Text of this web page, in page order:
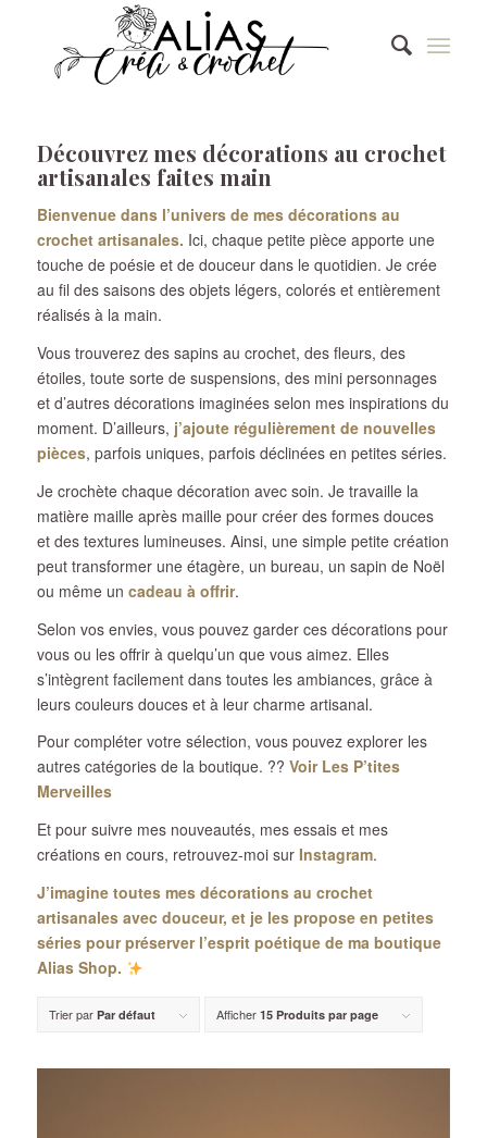
Découvrez mes décorations au crochet
artisanales faites main
Bienvenue dans l’univers de mes décorations au
crochet artisanales. Ici, chaque petite pièce apporte une
touche de poésie et de douceur dans le quotidien. Je crée
au fil des saisons des objets légers, colorés et entièrement
réalisés à la main.
Vous trouverez des sapins au crochet, des fleurs, des
étoiles, toute sorte de suspensions, des mini personnages
et d’autres décorations imaginées selon mes inspirations du
moment. D’ailleurs, j’ajoute régulièrement de nouvelles
pièces, parfois uniques, parfois déclinées en petites séries.
Je crochète chaque décoration avec soin. Je travaille la
matière maille après maille pour créer des formes douces
et des textures lumineuses. Ainsi, une simple petite création
peut transformer une étagère, un bureau, un sapin de Noël
ou même un cadeau à offrir.
Selon vos envies, vous pouvez garder ces décorations pour
vous ou les offrir à quelqu’un que vous aimez. Elles
s’intègrent facilement dans toutes les ambiances, grâce à
leurs couleurs douces et à leur charme artisanal.
Pour compléter votre sélection, vous pouvez explorer les
autres catégories de la boutique. ?? Voir Les P’tites
Merveilles
Et pour suivre mes nouveautés, mes essais et mes
créations en cours, retrouvez-moi sur Instagram.
J’imagine toutes mes décorations au crochet
artisanales avec douceur, et je les propose en petites
séries pour préserver l’esprit poétique de ma boutique
Alias Shop.
Trier par Par défaut Afficher 15 Produits par page